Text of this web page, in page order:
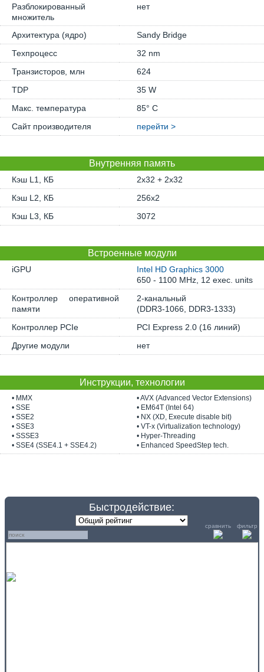
Разблокированный
множитель
нет
Архитектура (ядро)
Sandy Bridge
Техпроцесс
32 nm
Транзисторов, млн
624
TDP
35 W
Макс. температура
85° C
Сайт производителя
перейти >
Внутренняя память
Кэш L1, КБ
2x32 + 2x32
Кэш L2, КБ
256x2
Кэш L3, КБ
3072
Встроенные модули
iGPU
Intel HD Graphics 3000
650 - 1100 MHz, 12 exec. units
Контроллер оперативной
памяти
2-канальный
(DDR3-1066, DDR3-1333)
Контроллер PCIe
PCI Express 2.0 (16 линий)
Другие модули
нет
Инструкции, технологии
• MMX
• SSE
• SSE2
• SSE3
• SSSE3
• SSE4 (SSE4.1 + SSE4.2)
• AVX (Advanced Vector Extensions)
• EM64T (Intel 64)
• NX (XD, Execute disable bit)
• VT-x (Virtualization technology)
• Hyper-Threading
• Enhanced SpeedStep tech.
Быстродействие:
сравнить фильтр